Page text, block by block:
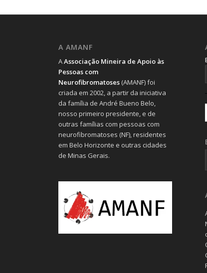
A AMANF
AAssociação Mineira de Apoio às
Pessoas com
Neurofibromatoses (AMANF) foi
criada em 2002, a partir da iniciativa
da família de André Bueno Belo,
nosso primeiro presidente, e de
outras famílias com pessoas com
neurofibromatoses (NF), residentes
em Belo Horizonte e outras cidades
de Minas Gerais.